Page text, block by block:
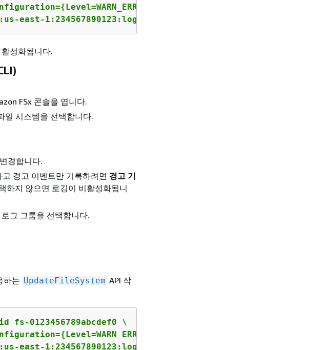
{Level=WARN_ERROR, \
east-1:234567890123:log-group:/aws/fsx/testEventLogging"}"
성화됩니다.
FSx 콘솔을 엽니다.
일 시스템을 선택합니다.
경합니다.
고 경고 이벤트만 기록하려면 경고 기
하지 않으면 로깅이 비활성화됩니
그 그룹을 선택합니다.
하는 UpdateFileSystem API 작
0123456789abcdef0 \
{Level=WARN_ERROR, \
east-1:234567890123:log-group:/aws/fsx/testEventLogging"}"